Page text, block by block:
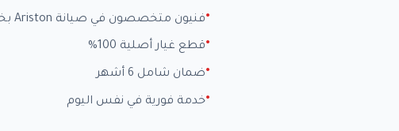
فنيون متخصصون في صيانة Ariston بخبرة +15 عاماً
قطع غيار أصلية 100%
ضمان شامل 6 أشهر
خدمة فورية في نفس اليوم